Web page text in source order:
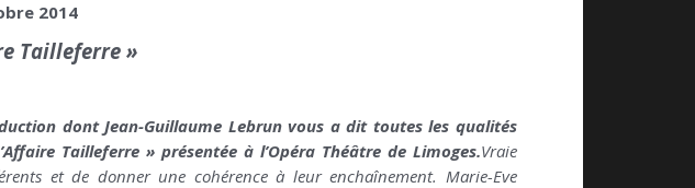
2014
Tailleferre »
dont Jean-Guillaume Lebrun vous a dit toutes les qualités
Tailleferre » présentée à l’Opéra Théâtre de Limoges.Vraie
et de donner une cohérence à leur enchaînement. Marie-Eve